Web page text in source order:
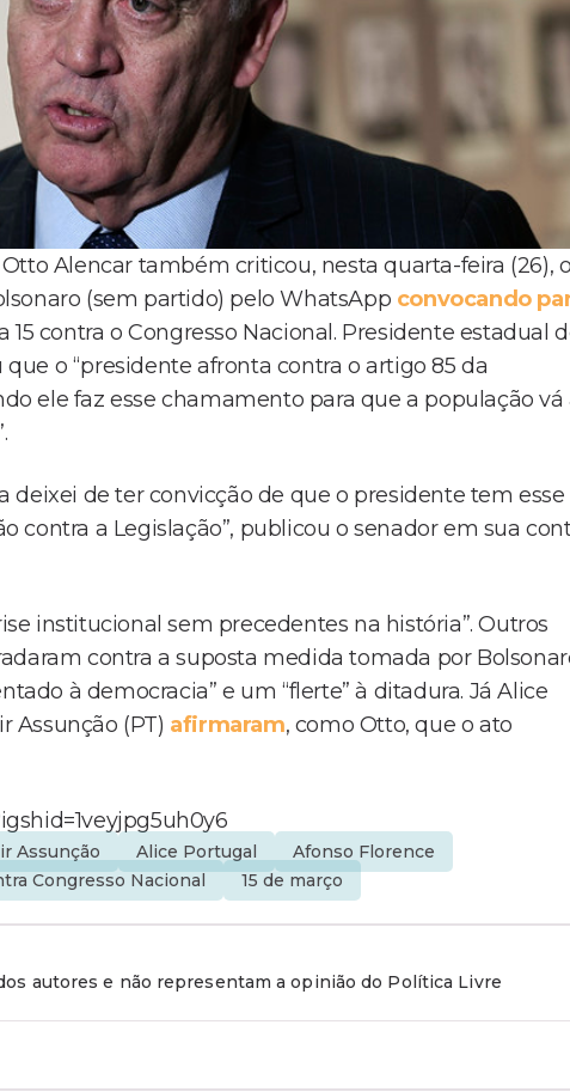
Otto Alencar também criticou, nesta quarta-feira (26),
(sem partido) pelo WhatsApp convocando
contra o Congresso Nacional. Presidente estadual
o “presidente afronta contra o artigo 85 da
ele faz esse chamamento para que a população vá
deixei de ter convicção de que o presidente tem esse
contra a Legislação”, publicou o senador em sua
institucional sem precedentes na história”. Outros
contra a suposta medida tomada por
à democracia” e um “flerte” à ditadura. Já Alice
Assunção (PT) afirmaram, como Otto, que o ato
Assunção Alice Portugal
Afonso Florence
Congresso Nacional
15 de março
autores e não representam a opinião do Política Livre